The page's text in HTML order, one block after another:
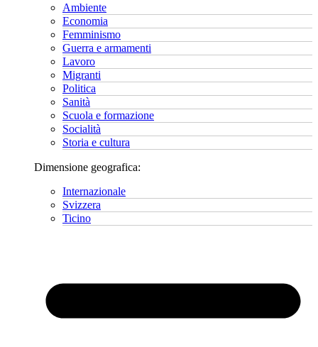
Ambiente
Economia
Femminismo
Guerra e armamenti
Lavoro
Migranti
Politica
Sanità
Scuola e formazione
Socialità
Storia e cultura
Dimensione geografica:
Internazionale
Svizzera
Ticino